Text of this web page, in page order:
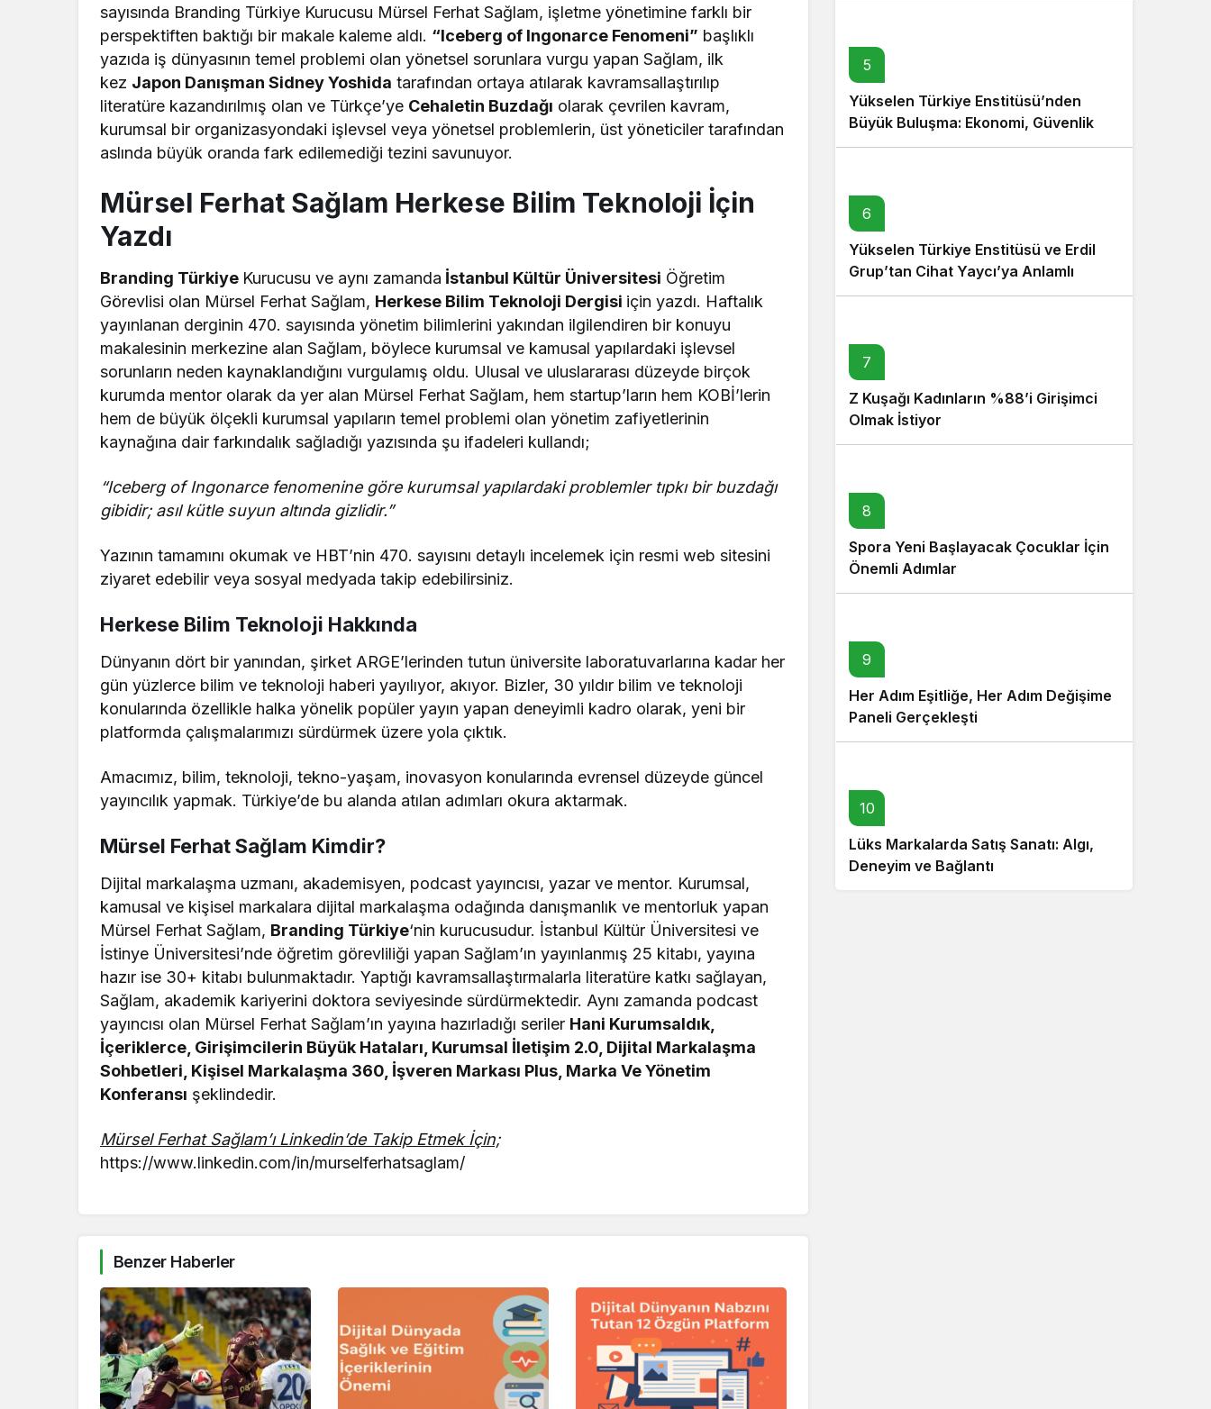
sayısında Branding Türkiye Kurucusu Mürsel Ferhat Sağlam, işletme yönetimine farklı bir
perspektiften baktığı bir makale kaleme aldı. “Iceberg of Ingonarce Fenomeni” başlıklı
yazıda iş dünyasının temel problemi olan yönetsel sorunlara vurgu yapan Sağlam, ilk
kez Japon Danışman Sidney Yoshida tarafından ortaya atılarak kavramsallaştırılıp
literatüre kazandırılmış olan ve Türkçe’ye Cehaletin Buzdağı olarak çevrilen kavram,
kurumsal bir organizasyondaki işlevsel veya yönetsel problemlerin, üst yöneticiler tarafından
aslında büyük oranda fark edilemediği tezini savunuyor.
Mürsel Ferhat Sağlam Herkese Bilim Teknoloji İçin
Yazdı
Branding Türkiye Kurucusu ve aynı zamanda İstanbul Kültür Üniversitesi Öğretim
Görevlisi olan Mürsel Ferhat Sağlam, Herkese Bilim Teknoloji Dergisi için yazdı. Haftalık
yayınlanan derginin 470. sayısında yönetim bilimlerini yakından ilgilendiren bir konuyu
makalesinin merkezine alan Sağlam, böylece kurumsal ve kamusal yapılardaki işlevsel
sorunların neden kaynaklandığını vurgulamış oldu. Ulusal ve uluslararası düzeyde birçok
kurumda mentor olarak da yer alan Mürsel Ferhat Sağlam, hem startup’ların hem KOBİ’lerin
hem de büyük ölçekli kurumsal yapıların temel problemi olan yönetim zafiyetlerinin
kaynağına dair farkındalık sağladığı yazısında şu ifadeleri kullandı;
“Iceberg of Ingonarce fenomenine göre kurumsal yapılardaki problemler tıpkı bir buzdağı
gibidir; asıl kütle suyun altında gizlidir.”
Yazının tamamını okumak ve HBT’nin 470. sayısını detaylı incelemek için resmi web sitesini
ziyaret edebilir veya sosyal medyada takip edebilirsiniz.
Herkese Bilim Teknoloji Hakkında
Dünyanın dört bir yanından, şirket ARGE’lerinden tutun üniversite laboratuvarlarına kadar her
gün yüzlerce bilim ve teknoloji haberi yayılıyor, akıyor. Bizler, 30 yıldır bilim ve teknoloji
konularında özellikle halka yönelik popüler yayın yapan deneyimli kadro olarak, yeni bir
platformda çalışmalarımızı sürdürmek üzere yola çıktık.
Amacımız, bilim, teknoloji, tekno-yaşam, inovasyon konularında evrensel düzeyde güncel
yayıncılık yapmak. Türkiye’de bu alanda atılan adımları okura aktarmak.
Mürsel Ferhat Sağlam Kimdir?
Dijital markalaşma uzmanı, akademisyen, podcast yayıncısı, yazar ve mentor. Kurumsal,
kamusal ve kişisel markalara dijital markalaşma odağında danışmanlık ve mentorluk yapan
Mürsel Ferhat Sağlam, Branding Türkiye‘nin kurucusudur. İstanbul Kültür Üniversitesi ve
İstinye Üniversitesi’nde öğretim görevliliği yapan Sağlam’ın yayınlanmış 25 kitabı, yayına
hazır ise 30+ kitabı bulunmaktadır. Yaptığı kavramsallaştırmalarla literatüre katkı sağlayan,
Sağlam, akademik kariyerini doktora seviyesinde sürdürmektedir. Aynı zamanda podcast
yayıncısı olan Mürsel Ferhat Sağlam’ın yayına hazırladığı seriler Hani Kurumsaldık,
İçeriklerce, Girişimcilerin Büyük Hataları, Kurumsal İletişim 2.0, Dijital Markalaşma
Sohbetleri, Kişisel Markalaşma 360, İşveren Markası Plus, Marka Ve Yönetim
Konferansı şeklindedir.
Mürsel Ferhat Sağlam’ı Linkedin’de Takip Etmek İçin;
https://www.linkedin.com/in/murselferhatsaglam/
Benzer Haberler
5
Yükselen Türkiye Enstitüsü’nden
Büyük Buluşma: Ekonomi, Güvenlik
Politikaları ve Hukuk Konferansı
6
Yükselen Türkiye Enstitüsü ve Erdil
Grup’tan Cihat Yaycı’ya Anlamlı
Ziyaret
7
Z Kuşağı Kadınların %88’i Girişimci
Olmak İstiyor
8
Spora Yeni Başlayacak Çocuklar İçin
Önemli Adımlar
9
Her Adım Eşitliğe, Her Adım Değişime
Paneli Gerçekleşti
10
Lüks Markalarda Satış Sanatı: Algı,
Deneyim ve Bağlantı